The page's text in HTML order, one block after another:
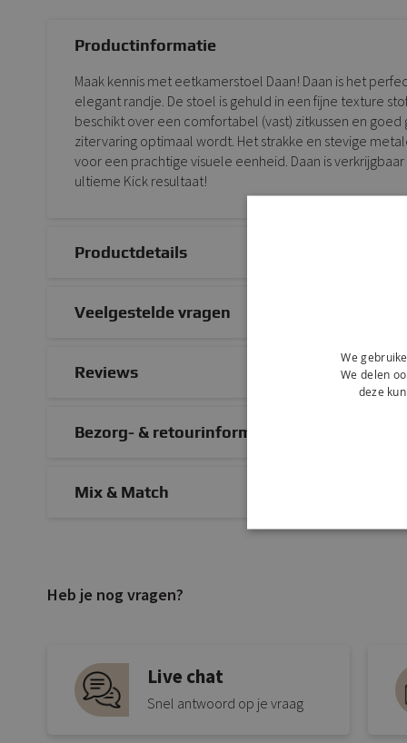
Productinformatie
Maak kennis met eetkamerstoel Daan! Daan is het
elegant randje. De stoel is gehuld in een fijne texture
beschikt over een comfortabel (vast) zitkussen en
zitervaring optimaal wordt. Het strakke en stevige
voor een prachtige visuele eenheid. Daan is
ultieme Kick resultaat!
Productdetails
Veelgestelde vragen
Reviews
Bezorg- & retourinformatie
Mix & Match
Heb je nog vragen?
Live chat
Snel antwoord op je vraag
We
We delen
deze